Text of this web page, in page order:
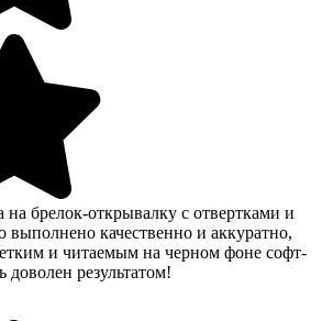
на брелок-открывалку с отвертками и
качественно и аккуратно,
и читаемым на черном фоне софт-
результатом!